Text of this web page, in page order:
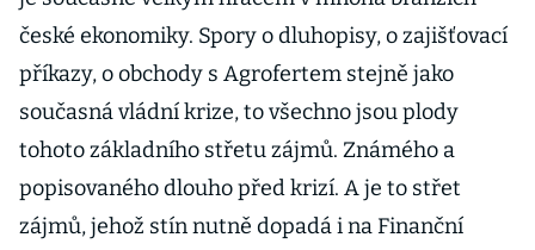
české ekonomiky. Spory o dluhopisy, o zajišťovací
příkazy, o obchody s Agrofertem stejně jako
současná vládní krize, to všechno jsou plody
tohoto základního střetu zájmů. Známého a
popisovaného dlouho před krizí. A je to střet
zájmů, jehož stín nutně dopadá i na Finanční